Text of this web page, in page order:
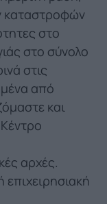
καταστροφών
στο
στο σύνολο
στις
από
και
αρχές.
επιχειρησιακή